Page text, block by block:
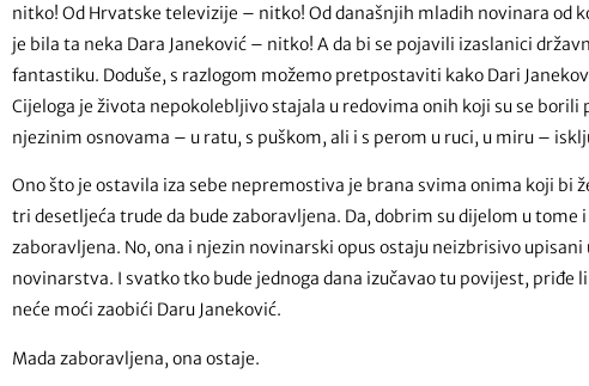
nitko! Od Hrvatske televizije – nitko! Od današnjih mladih novinara od
je bila ta neka Dara Janeković – nitko! A da bi se pojavili izaslanici
fantastiku. Doduše, s razlogom možemo pretpostaviti kako Dari
Cijeloga je života nepokolebljivo stajala u redovima onih koji su se
njezinim osnovama – u ratu, s puškom, ali i s perom u ruci, u miru –
Ono što je ostavila iza sebe nepremostiva je brana svima onima koji bi
tri desetljeća trude da bude zaboravljena. Da, dobrim su dijelom u tome
zaboravljena. No, ona i njezin novinarski opus ostaju neizbrisivo
novinarstva. I svatko tko bude jednoga dana izučavao tu povijest, priđe
neće moći zaobići Daru Janeković.
Mada zaboravljena, ona ostaje.